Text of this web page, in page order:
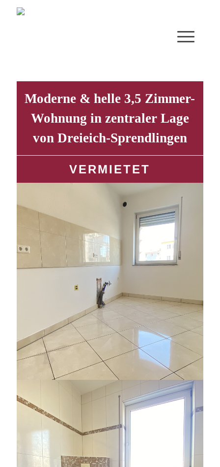
Moderne & helle 3,5 Zimmer-
Wohnung in zentraler Lage
von Dreieich-Sprendlingen
VERMIETET